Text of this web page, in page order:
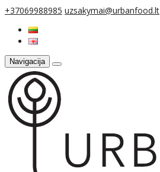
+37069988985 uzsakymai@urbanfood.lt
Navigacija